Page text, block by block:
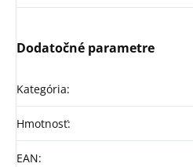
Dodatočné parametre
Kategória:
Hmotnosť:
EAN: